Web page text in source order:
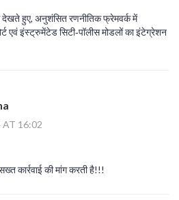
देखते हुए, अनुशंसित रणनीतिक फ्रेमवर्क में
एवं इंस्ट्रुमेंटेड सिटी‑पॉलीस मोडलों का इंटेग्रेशन
AT 16:02
कार्रवाई की मांग करती है!!!